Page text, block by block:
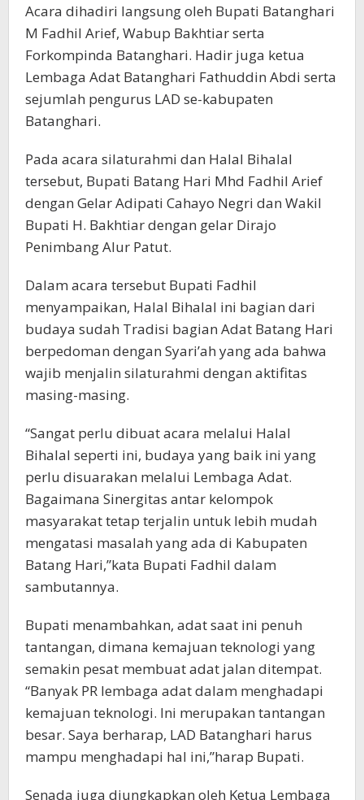
Acara dihadiri langsung oleh Bupati Batanghari
M Fadhil Arief, Wabup Bakhtiar serta
Forkompinda Batanghari. Hadir juga ketua
Lembaga Adat Batanghari Fathuddin Abdi serta
sejumlah pengurus LAD se-kabupaten
Batanghari.
Pada acara silaturahmi dan Halal Bihalal
tersebut, Bupati Batang Hari Mhd Fadhil Arief
dengan Gelar Adipati Cahayo Negri dan Wakil
Bupati H. Bakhtiar dengan gelar Dirajo
Penimbang Alur Patut.
Dalam acara tersebut Bupati Fadhil
menyampaikan, Halal Bihalal ini bagian dari
budaya sudah Tradisi bagian Adat Batang Hari
berpedoman dengan Syari’ah yang ada bahwa
wajib menjalin silaturahmi dengan aktifitas
masing-masing.
“Sangat perlu dibuat acara melalui Halal
Bihalal seperti ini, budaya yang baik ini yang
perlu disuarakan melalui Lembaga Adat.
Bagaimana Sinergitas antar kelompok
masyarakat tetap terjalin untuk lebih mudah
mengatasi masalah yang ada di Kabupaten
Batang Hari,”kata Bupati Fadhil dalam
sambutannya.
Bupati menambahkan, adat saat ini penuh
tantangan, dimana kemajuan teknologi yang
semakin pesat membuat adat jalan ditempat.
“Banyak PR lembaga adat dalam menghadapi
kemajuan teknologi. Ini merupakan tantangan
besar. Saya berharap, LAD Batanghari harus
mampu menghadapi hal ini,”harap Bupati.
Senada juga diungkapkan oleh Ketua Lembaga